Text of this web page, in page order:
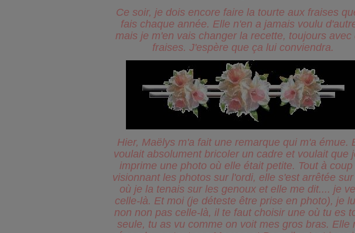
Ce soir, je dois encore faire la tourte aux fraises
fais chaque année. Elle n'en a jamais voulu
mais je m'en vais changer la recette, toujours avec
fraises. J'espère que ça lui conviendra.
Hier, Maëlys m'a fait une remarque qui m'a émue.
voulait absolument bricoler un cadre et voulait que
imprime une photo où elle était petite. Tout à coup
visionnant les photos sur l'ordi, elle s'est arrêtée
où je la tenais sur les genoux et elle me dit.... je
celle-là. Et moi (je déteste être prise en photo), je
non non pas celle-là, il te faut choisir une où tu es
seule, tu as vu comme on voit mes gros bras. Elle